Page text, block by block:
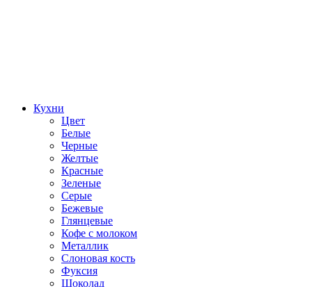
Кухни
Цвет
Белые
Черные
Желтые
Красные
Зеленые
Серые
Бежевые
Глянцевые
Кофе с молоком
Металлик
Слоновая кость
Фуксия
Шоколад